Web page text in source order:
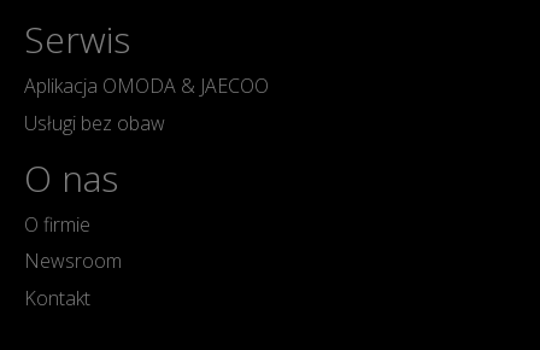
Serwis
Aplikacja OMODA & JAECOO
Usługi bez obaw
O nas
O firmie
Newsroom
Kontakt